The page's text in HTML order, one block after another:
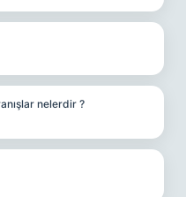
nelerdir ?